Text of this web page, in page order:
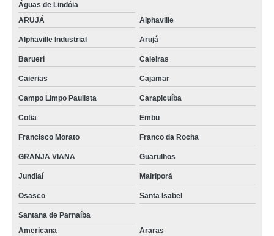
Águas de Lindóia
ARUJÁ
Alphaville
Alphaville Industrial Arujá
Barueri Caieiras
Caierias Cajamar
Campo Limpo Paulista Carapicuíba
Cotia Embu
Francisco Morato Franco da Rocha
GRANJA VIANA Guarulhos
Jundiaí Mairiporã
Osasco Santa Isabel
Santana de Parnaíba
Americana
Araras